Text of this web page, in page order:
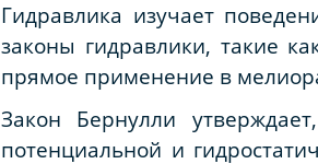
Гидравлика изучает
законы гидравлики, такие
прямое применение в
Закон Бернулли
потенциальной и